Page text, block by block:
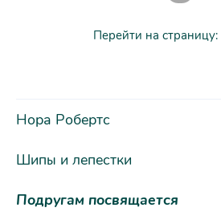
Перейти на страницу:
Нора Робертс
Шипы и лепестки
Подругам посвящается